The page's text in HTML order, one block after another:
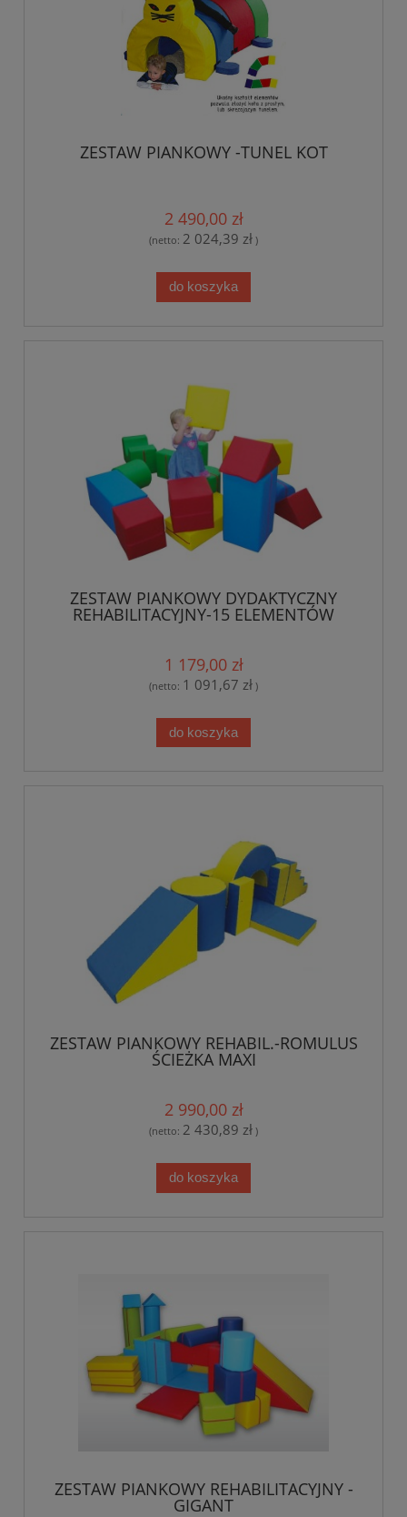
ZESTAW PIANKOWY -TUNEL KOT
2 490,00 zł
(netto: 2 024,39 zł )
do koszyka
ZESTAW PIANKOWY DYDAKTYCZNY
REHABILITACYJNY-15 ELEMENTÓW
1 179,00 zł
(netto: 1 091,67 zł )
do koszyka
ZESTAW PIANKOWY REHABIL.-ROMULUS
ŚCIEŻKA MAXI
2 990,00 zł
(netto: 2 430,89 zł )
do koszyka
ZESTAW PIANKOWY REHABILITACYJNY -
GIGANT